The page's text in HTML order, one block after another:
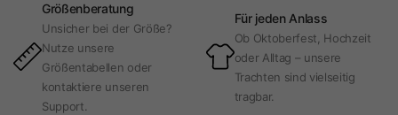
Größenberatung
Unsicher bei der Größe?
Nutze unsere
Größentabellen oder
kontaktiere unseren
Support.
Für jeden Anlass
Ob Oktoberfest, Hochzeit
oder Alltag – unsere
Trachten sind vielseitig
tragbar.